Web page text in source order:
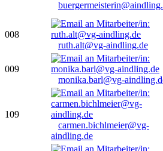
008
ruth.alt@vg-aindling.de
009
monika.barl@vg-
109
carmen.bichlmeier@vg-
aindling.de